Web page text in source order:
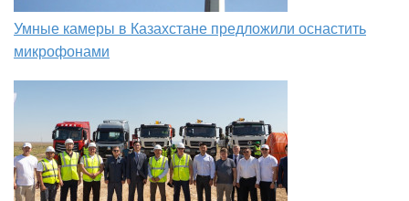
Умные камеры в Казахстане предложили оснастить
микрофонами